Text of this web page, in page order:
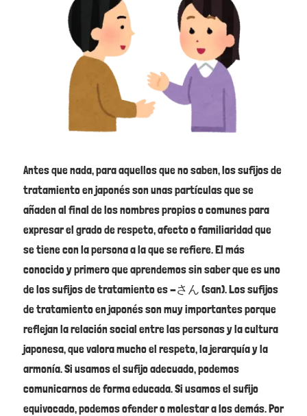
Antes que nada, para aquellos que no saben, los sufijos de
tratamiento en japonés son unas partículas que se
añaden al final de los nombres propios o comunes para
expresar el grado de respeto, afecto o familiaridad que
se tiene con la persona a la que se refiere. El más
conocido y primero que aprendemos sin saber que es uno
de los sufijos de tratamiento es -さん (san). Los sufijos
de tratamiento en japonés son muy importantes porque
reflejan la relación social entre las personas y la cultura
japonesa, que valora mucho el respeto, la jerarquía y la
armonía. Si usamos el sufijo adecuado, podemos
comunicarnos de forma educada. Si usamos el sufijo
equivocado, podemos ofender o molestar a los demás. Por